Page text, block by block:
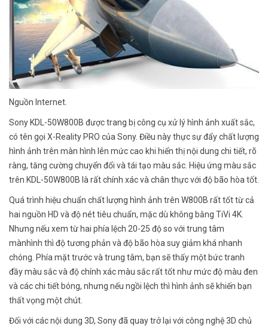
Nguồn Internet.
Sony KDL-50W800B được trang bị công cụ xử lý hình ảnh xuất sắc,
có tên gọi X-Reality PRO của Sony. Điều này thực sự đẩy chất lượng
hình ảnh trên màn hình lên mức cao khi hiển thị nội dung chi tiết, rõ
ràng, tăng cường chuyển đổi và tái tạo màu sắc. Hiệu ứng màu sắc
trên KDL-50W800B là rất chính xác và chân thực với độ bão hòa tốt.
Quá trình hiệu chuẩn chất lượng hình ảnh trên W800B rất tốt từ cả
hai nguồn HD và độ nét tiêu chuẩn, mặc dù không bằng TiVi 4K.
Nhưng nếu xem từ hai phía lệch 20-25 độ so với trung tâm
mànhình thì độ tương phản và độ bão hòa suy giảm khá nhanh
chóng. Phía mặt trước và trung tâm, bạn sẽ thấy một bức tranh
đầy màu sắc và độ chính xác màu sắc rất tốt như mức độ màu đen
và các chi tiết bóng, nhưng nếu ngồi lệch thì hình ảnh sẽ khiến bạn
thất vọng một chút.
Đối với các nội dung 3D, Sony đã quay trở lại với công nghệ 3D chủ